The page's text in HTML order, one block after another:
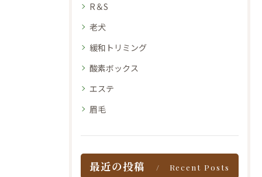
R＆S
老犬
緩和トリミング
酸素ボックス
エステ
眉毛
最近の投稿 Recent Posts